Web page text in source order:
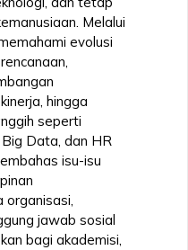
Melalui
evolusi
hingga
seperti
Data, dan HR
isu-isu
organisasi,
jawab sosial
bagi akademisi,